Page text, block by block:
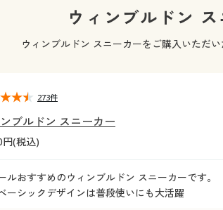
メンズファッション
メンズ下着キッチン・雑貨・日用品
家具・収納
寝具・ベッド
ウィンブルドン
ウィンブルドン スニーカーをご購入いただ
ブルドン スニーカー
円(税込)
ルおすすめのウィンブルドン スニーカーです
ーシックデザインは普段使いにも大活躍
273件